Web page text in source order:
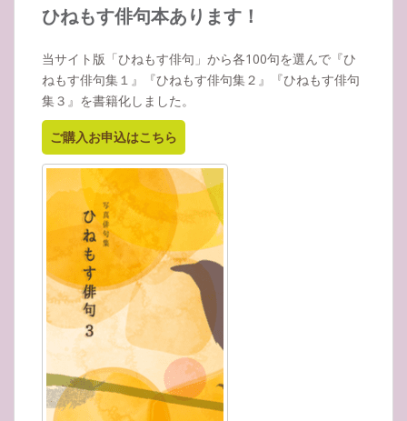
イ
ひねもす俳句本あります！
当サイト版「ひねもす俳句」から各100句を選んで『ひ
ねもす俳句集１』『ひねもす俳句集２』『ひねもす俳句
集３』を書籍化しました。
ご購入お申込はこちら